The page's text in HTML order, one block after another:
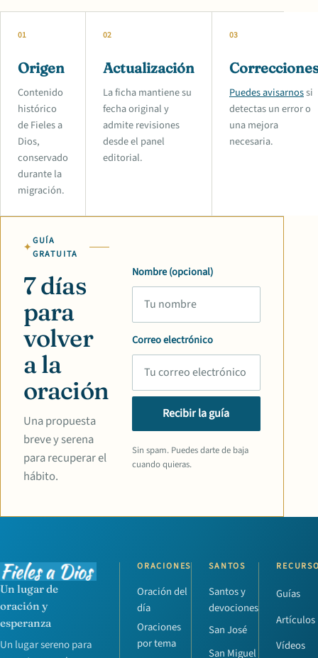
01
Origen
Contenido
histórico
de Fieles a
Dios,
conservado
durante la
migración.
02
Actualización
La ficha mantiene su
fecha original y
admite revisiones
desde el panel
editorial.
03
Puedes avisarnossi
detectas un error o
una mejora
necesaria.
GUÍA
GRATUITA
7 días
para
volver
a la
oración
Una propuesta
breve y serena
para recuperar el
hábito.
Nombre (opcional)
Correo electrónico
Recibir la guía
Sin spam. Puedes darte de baja
cuando quieras.
Un lugar de
oración y
esperanza
Un lugar sereno para
ORACIONES
Oración del
día
Oraciones
por tema
SANTOS
Santos y
devociones
San José
San Miguel
Guías
Artículos
Vídeos